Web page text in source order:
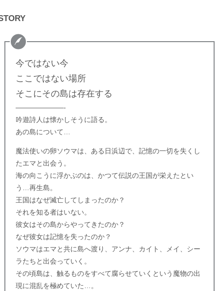
今ではない今
ここではない場所
そこにその島は存在する
———————-
吟遊詩人は懐かしそうに語る。
あの島について…
魔法使いの卵ソウマは、ある日浜辺で、記憶の一切を失くし
たエマと出会う。
海の向こうに浮かぶのは、かつて伝説の王国が栄えたとい
う…再生島。
王国はなぜ滅亡してしまったのか？
それを知る者はいない。
彼女はその島からやってきたのか？
なぜ彼女は記憶を失ったのか？
ソウマはエマと共に島へ渡り、アンナ、カイト、メイ、シー
ラたちと出会っていく。
その頃島は、触るものをすべて腐らせていくという魔物の出
現に混乱を極めていた…。